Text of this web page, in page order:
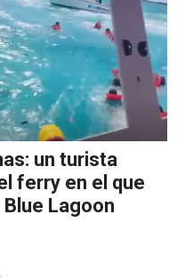
un turista
ferry en el que
Lagoon